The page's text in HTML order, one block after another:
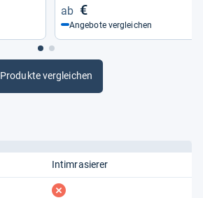
€
Angebote vergleichen
Produkte vergleichen
Intimrasierer
fehlt